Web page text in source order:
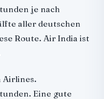
je nach
aller deutschen
Route. Air India ist
Airlines.
Eine gute